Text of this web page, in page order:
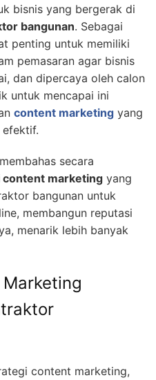
bisnis yang bergerak di
bangunan. Sebagai
penting untuk memiliki
pemasaran agar bisnis
dan dipercaya oleh calon
untuk mencapai ini
content marketing yang
efektif.
secara
marketing yang
bangunan untuk
membangun reputasi
menarik lebih banyak
content marketing,